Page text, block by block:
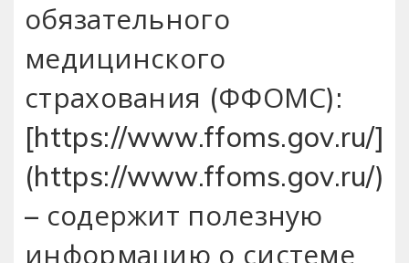
обязательного
медицинского
страхования (ФФОМС):
[https://www.ffoms.gov.ru/]
(https://www.ffoms.gov.ru/)
– содержит полезную
информацию о системе